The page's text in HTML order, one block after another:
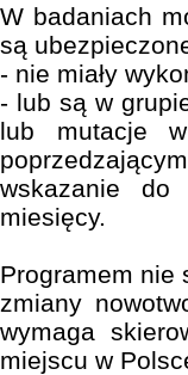
W badaniach
są
- nie miały
- lub są w
lub mutacje
wskazanie do
miesięcy.
Programem nie
zmiany
wymaga
miejscu w